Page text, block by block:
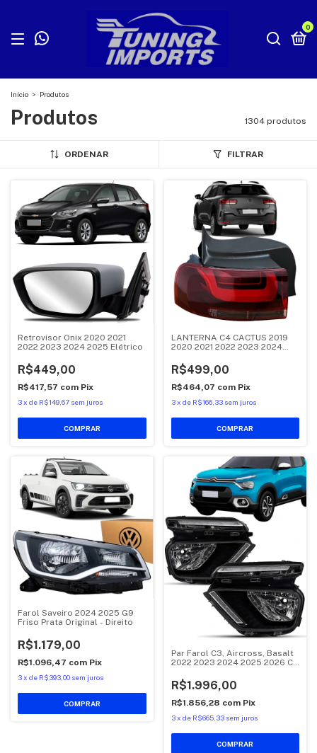
0
Início > Produtos
Produtos 1304 produtos
ORDENAR FILTRAR
Retrovisor Onix 2020 2021
2022 2023 2024 2025 Elétrico
R$449,00
R$417,57 com Pix
3x de R$149,67 sem juros
COMPRAR
LANTERNA C4 CACTUS 2019
2020 2021 2022 2023 2024
R$499,00
R$464,07 com Pix
3 x de R$166,33 sem juros
COMPRAR
Farol Saveiro 2024 2025 G9
Friso Prata Original - Direito
R$1.179,00
R$1.096,47 com Pix
3x de R$393,00 sem juros
Par Farol C3, Aircross, Basalt
2022 2023 2024 2025 2026 C/
R$1.996,00
R$1.856,28 com Pix
3 x de R$665,33 sem juros